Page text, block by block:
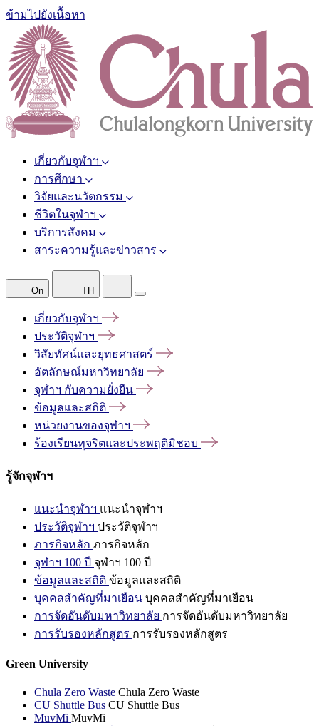
ข้ามไปยังเนื้อหา
เกี่ยวกับจุฬาฯ
การศึกษา
วิจัยและนวัตกรรม
ชีวิตในจุฬาฯ
บริการสังคม
สาระความรู้และข่าวสาร
On TH
เกี่ยวกับจุฬาฯ
ประวัติจุฬาฯ
วิสัยทัศน์และยุทธศาสตร์
อัตลักษณ์มหาวิทยาลัย
จุฬาฯ กับความยั่งยืน
ข้อมูลและสถิติ
หน่วยงานของจุฬาฯ
ร้องเรียนทุจริตและประพฤติมิชอบ
รู้จักจุฬาฯ
แนะนำจุฬาฯ แนะนำจุฬาฯ
ประวัติจุฬาฯ ประวัติจุฬาฯ
ภารกิจหลัก ภารกิจหลัก
จุฬาฯ 100 ปี จุฬาฯ 100 ปี
ข้อมูลและสถิติ ข้อมูลและสถิติ
บุคคลสำคัญที่มาเยือน บุคคลสำคัญที่มาเยือน
การจัดอันดับมหาวิทยาลัย การจัดอันดับมหาวิทยาลัย
การรับรองหลักสูตร การรับรองหลักสูตร
Green University
Chula Zero Waste Chula Zero Waste
CU Shuttle Bus CU Shuttle Bus
MuvMi MuvMi